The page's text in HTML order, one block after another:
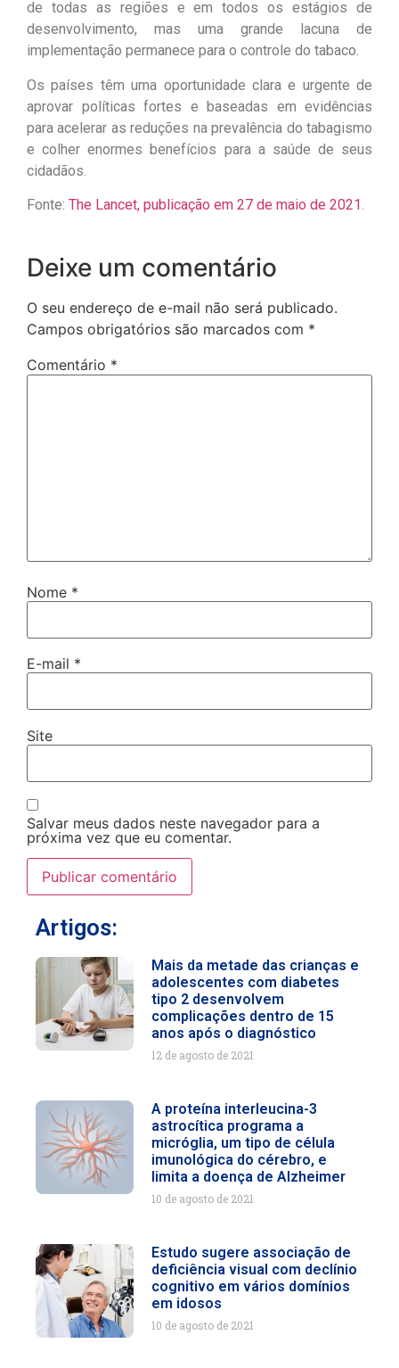
de todas as regiões e em todos os estágios de
desenvolvimento, mas uma grande lacuna de
implementação permanece para o controle do tabaco.
Os países têm uma oportunidade clara e urgente de
aprovar políticas fortes e baseadas em evidências
para acelerar as reduções na prevalência do tabagismo
e colher enormes benefícios para a saúde de seus
cidadãos.
Fonte: The Lancet, publicação em 27 de maio de 2021.
Deixe um comentário
O seu endereço de e-mail não será publicado.
Campos obrigatórios são marcados com *
Comentário *
Nome *
E-mail *
Site
Salvar meus dados neste navegador para a
próxima vez que eu comentar.
Artigos:
Mais da metade das crianças e
adolescentes com diabetes
tipo 2 desenvolvem
complicações dentro de 15
anos após o diagnóstico
12 de agosto de 2021
A proteína interleucina-3
astrocítica programa a
micróglia, um tipo de célula
imunológica do cérebro, e
limita a doença de Alzheimer
10 de agosto de 2021
Estudo sugere associação de
deficiência visual com declínio
cognitivo em vários domínios
em idosos
10 de agosto de 2021